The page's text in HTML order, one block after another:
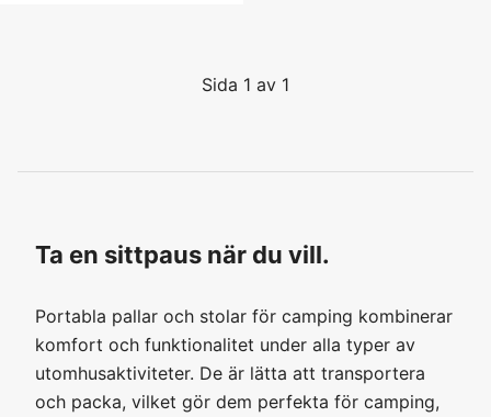
Sida 1 av 1
Ta en sittpaus när du vill.
Portabla pallar och stolar för camping kombinerar
komfort och funktionalitet under alla typer av
utomhusaktiviteter. De är lätta att transportera
och packa, vilket gör dem perfekta för camping,